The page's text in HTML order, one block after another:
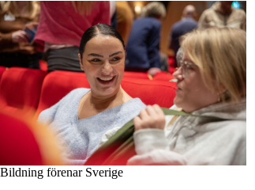
Bildning förenar Sverige